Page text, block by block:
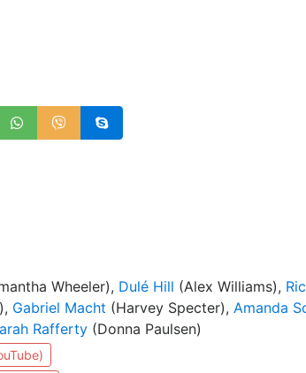
Wheeler), Dulé Hill (Alex Williams),
Gabriel Macht (Harvey Specter), Amanda
Rafferty (Donna Paulsen)